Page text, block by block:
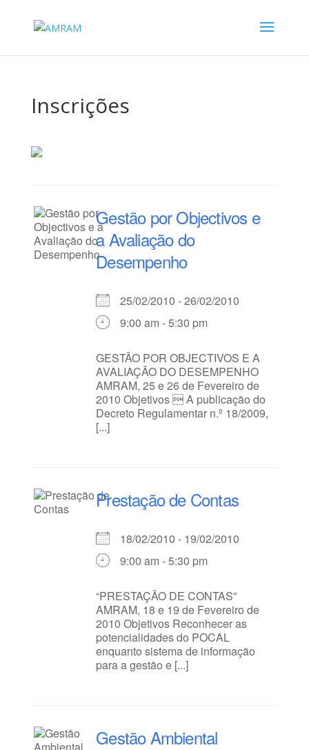
Inscrições
Gestão por Objectivos e
a Avaliação do
Desempenho
25/02/2010 - 26/02/2010
9:00 am - 5:30 pm
GESTÃO POR OBJECTIVOS E A
AVALIAÇÃO DO DESEMPENHO
AMRAM, 25 e 26 de Fevereiro de
2010 Objetivos  A publicação do
Decreto Regulamentar n.º 18/2009,
[...]
Prestação de Contas
18/02/2010 - 19/02/2010
9:00 am - 5:30 pm
“PRESTAÇÃO DE CONTAS”
AMRAM, 18 e 19 de Fevereiro de
2010 Objetivos Reconhecer as
potencialidades do POCAL
enquanto sistema de informação
para a gestão e [...]
Gestão Ambiental